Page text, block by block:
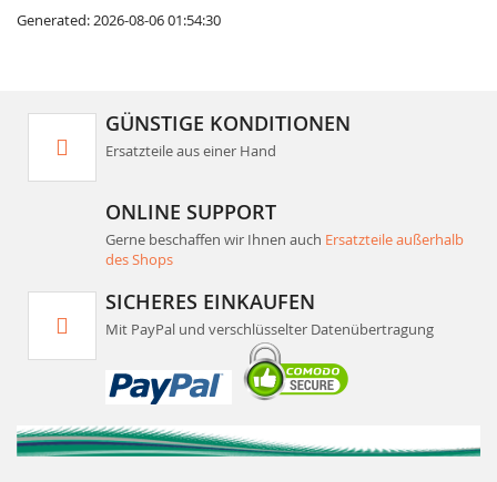
Generated: 2026-08-06 01:54:30
GÜNSTIGE KONDITIONEN
Ersatzteile aus einer Hand
ONLINE SUPPORT
Gerne beschaffen wir Ihnen auch Ersatzteile außerhalb
des Shops
SICHERES EINKAUFEN
Mit PayPal und verschlüsselter Datenübertragung